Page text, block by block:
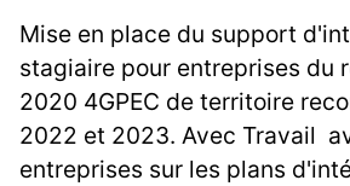
Mise en place du support
stagiaire pour entreprises du
2020 4GPEC de territoire
2022 et 2023. Avec Travail
entreprises sur les plans